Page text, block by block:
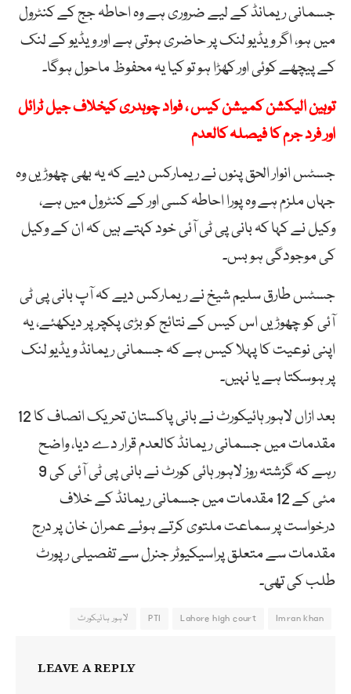
جسمانی ریمانڈ کے لیے ضروری ہے وہ احاطہ جج کے کنٹرول
میں ہو، اگر ویڈیو لنک پر حاضری ہوتی ہے اور ویڈیو کے لنک
کے پیچھے کوئی اور کھڑا ہو تو کیا یہ محفوظ ماحول ہوگا۔
توہین الیکشن کمیشن کیس ، فواد چوہدری کیخلاف جیل ٹرائل
اور فرد جرم کا فیصلہ کالعدم
جسٹس انوار الحق پنوں نے ریمارکس دیے کہ یہ بھی چھوڑیں وہ
جہاں ملزم ہے وہ پورا احاطہ کسی اور کے کنٹرول میں ہے،
وکیل نے کہا کہ بانی پی ٹی آئی خود کہتے ہیں کہ ان کے وکیل
کی موجودگی ہو بس۔
جسٹس طارق سلیم شیخ نے ریمارکس دیے کہ آپ بانی پی ٹی
آئی کو چھوڑیں اس کیس کے نتائج کو بڑی پکچر پر دیکھئے، یہ
اپنی نوعیت کا پہلا کیس ہے کہ جسمانی ریمانڈ ویڈیو لنک
پر ہوسکتا ہے یا نہیں۔
بعد ازاں لاہور ہائیکورٹ نے بانی پاکستان تحریک انصاف کا 12
مقدمات میں جسمانی ریمانڈ کالعدم قرار دے دیا، واضح
رہے کہ گزشتہ روز لاہور ہائی کورٹ نے بانی پی ٹی آئی کی 9
مئی کے 12 مقدمات میں جسمانی ریمانڈ کے خلاف
درخواست پر سماعت ملتوی کرتے ہوئے عمران خان پر درج
مقدمات سے متعلق پراسیکیوٹر جنرل سے تفصیلی رپورٹ
طلب کی تھی۔
Imran khan
Lahore high court
PTI لاہور ہائیکورٹ
LEAVE A REPLY